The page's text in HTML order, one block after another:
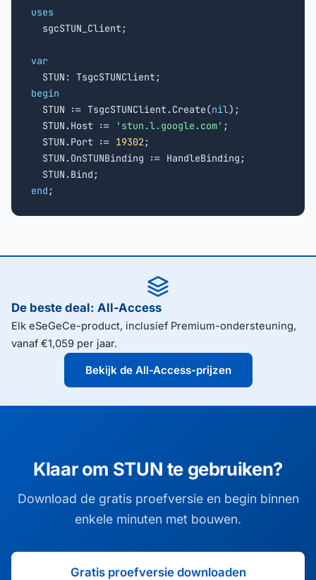
uses
sgcSTUN_Client;
var
begin
STUN := TsgcSTUNClient.Create(nil);
  STUN.Host :=
'stun.l.google.com' ;
  STUN.Port :=
19302;
  STUN.OnSTUNBinding := HandleBinding;
end ;
De beste deal: All-Access
Elk eSeGeCe-product, inclusief Premium-ondersteuning,
vanaf €1,059 per jaar.
Bekijk de All-Access-prijzen
Klaar om STUN te gebruiken?
Download de gratis proefversie en begin binnen
enkele minuten met bouwen.
Gratis proefversie downloaden